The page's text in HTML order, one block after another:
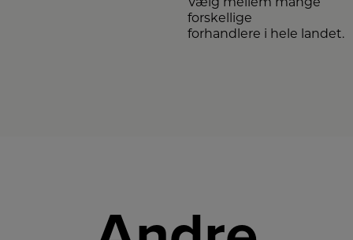
forskellige
forhandlere i hele landet.